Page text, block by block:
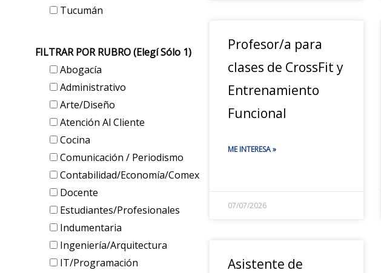
Tucumán
FILTRAR POR RUBRO (elegí Sólo 1)
Abogacía
Administrativo
Arte/Diseño
Atención Al Cliente
Cocina
Comunicación / Periodismo
Contabilidad/Economía/Comex
Docente
Estudiantes/Profesionales
Indumentaria
Ingeniería/Arquitectura
IT/Programación
Profesor/a para
clases de CrossFit y
Entrenamiento
Funcional
ME INTERESA »
07/07/2026
Asistente de